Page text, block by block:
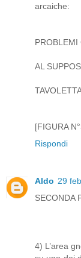
arcaiche:
PROBLEMI
AL
[FIGURA
Rispondi
Aldo 29
SECONDA
4) L’area